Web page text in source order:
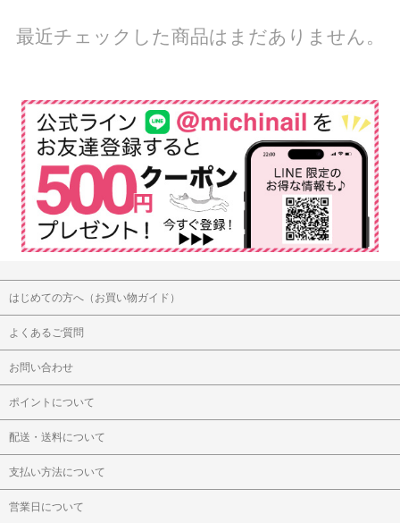
最近チェックした商品はまだありません。
はじめての方へ（お買い物ガイド）
よくあるご質問
お問い合わせ
ポイントについて
配送・送料について
支払い方法について
営業日について